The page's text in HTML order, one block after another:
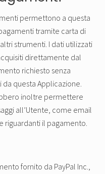
permettono a questa
tramite carta di
strumenti. I dati utilizzati
direttamente dal
richiesto senza
questa Applicazione.
inoltre permettere
all’Utente, come email
riguardanti il pagamento.
fornito da PayPal Inc.,